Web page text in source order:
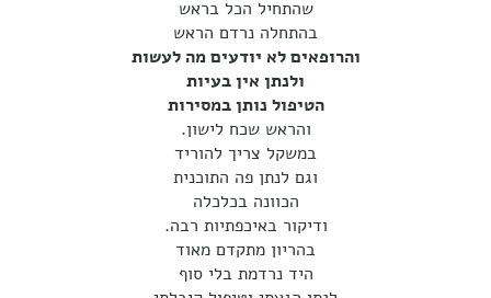
שהתחיל הכל בראש
בהתחלה נרדם הראש
והרופאים לא יודעים מה לעשות
ולנתן אין בעיות
הטיפול נותן במסירות
והראש שכח לישון.
במשקל צריך להוריד
וגם לנתן פה התוכנית
הכוונה בכלכלה
ודיקור באיכפתיות רבה.
בהריון מתקדם מאוד
היד נרדמת בלי סוף